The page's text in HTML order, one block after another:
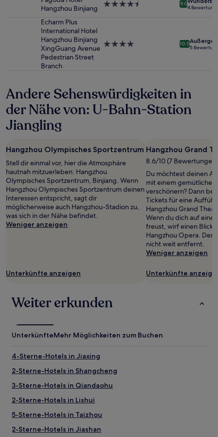
zusätzliche
Bedingungen
Hangzhou Binjiang
4.5-
9.0
4
Echarm Plus
International Hotel
Hangzhou Binjiang
XingGuang Avenue
Pedestrian Street
Branch
4.0-
10.0
5
Andere Sehenswürdigkeiten in
der Nähe von: U-Bahn-Station
Jiangling
Hangzhou Olympisches Sportzentrum
Stell dir einmal vor, hier die Atmosphäre
hautnah mitzuerleben: Hangzhou
Olympisches Sportzentrum, Binjiang. Wenn
Hangzhou Olympisches Sportzentrum deinen
Interessen entspricht, sagt dir
möglicherweise auch Hangzhou-Stadion zu,
was sich in der Nähe befindet.
Weniger anzeigen
Unterkünfte anzeigen
Hangzhou Grand
8.6/10 (7 Bewertungen)
Du möchtest deinen
mit einem
verschönern? Dann
Tickets für eine
Hangzhou Grand
Wenn du dich auf eine
freust, wirf einen Blick
Hangzhou Opera. Der
nicht weit entfernt.
Weniger anzeigen
Unterkünfte
Weiter erkunden
UnterkünfteMehr Möglichkeiten zum Buchen
4-Sterne-Hotels in Jiaxing
2-Sterne-Hotels in Shangcheng
3-Sterne-Hotels in Qiandaohu
2-Sterne-Hotels in Lishui
5-Sterne-Hotels in Taizhou
2-Sterne-Hotels in Jiashan